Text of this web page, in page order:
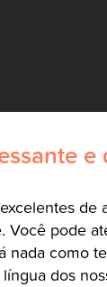
Você pode
nada como
dos